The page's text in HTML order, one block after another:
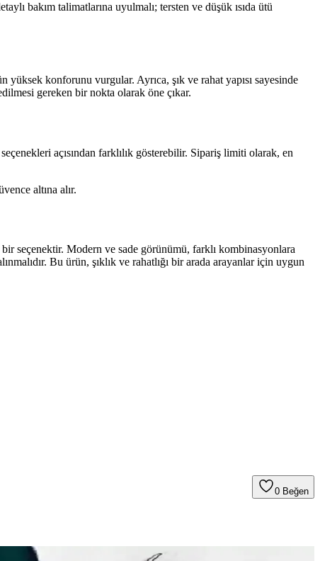
bakım talimatlarına uyulmalı; tersten ve düşük ısıda ütü
konforunu vurgular. Ayrıca, şık ve rahat yapısı sayesinde
gereken bir nokta olarak öne çıkar.
açısından farklılık gösterebilir. Sipariş limiti olarak, en
altına alır.
seçenektir. Modern ve sade görünümü, farklı kombinasyonlara
Bu ürün, şıklık ve rahatlığı bir arada arayanlar için uygun
0 Beğen